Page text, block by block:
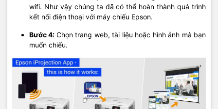
wifi. Như vậy chúng ta đã có thể hoàn thành quá trình
kết nối điện thoại với máy chiếu Epson.
Bước 4: Chọn trang web, tài liệu hoặc hình ảnh mà bạn
muốn chiếu.